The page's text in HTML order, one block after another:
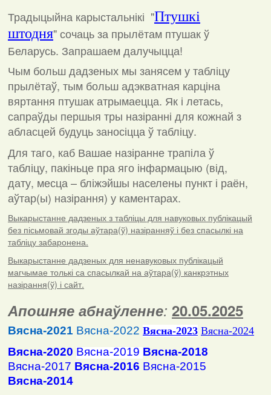
Традыцыйна карыстальнікі "Птушкі
штодня"сочаць за прылётам птушак ў
Беларусь. Запрашаем далучыцца!
Чым больш дадзеных мы занясем у табліцу
прылётаў, тым больш адэкватная карціна
вяртання птушак атрымаецца. Як і летась,
сапраўды першыя тры назіранні для кожнай з
абласцей будуць заносіцца ў табліцу.
Для таго, каб Вашае назіранне трапіла ў
табліцу, пакіньце пра яго інфармацыю (від,
дату, месца – бліжэйшы населены пункт і раён,
аўтар(ы) назірання) у каментарах.
Выкарыстанне дадзеных з табліцы для навуковых публікацый
без пісьмовай згоды аўтара(ў) назіранняў і без спасылкі на
табліцу забаронена.
Выкарыстанне дадзеных для ненавуковых публікацый
магчымае толькі са спасылкай на аўтара(ў) канкрэтных
назірання(ў) і сайт.
Апошняе абнаўленне: 20.05.2025
Вясна-2021 Вясна-2022 Вясна-2023 Вясна-2024
Вясна-2020 Вясна-2019 Вясна-2018
Вясна-2017 Вясна-2016 Вясна-2015
Вясна-2014